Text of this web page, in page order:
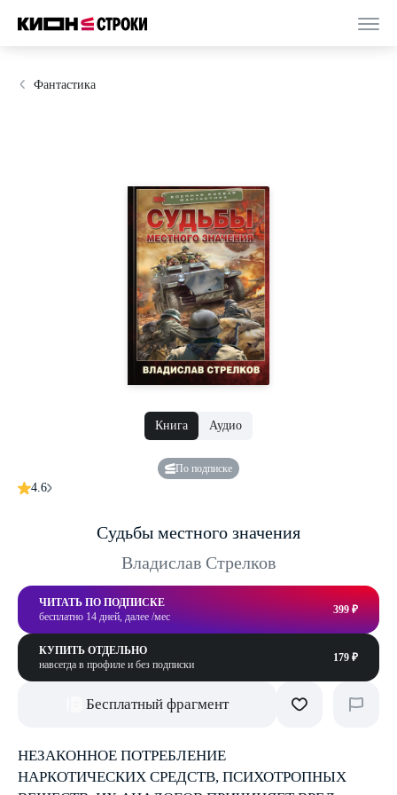
Фантастика
Книга Аудио
По подписке
4.6
Судьбы местного значения
Владислав Стрелков
ЧИТАТЬ ПО ПОДПИСКЕ
бесплатно 14 дней, далее /мес
399 ₽
КУПИТЬ ОТДЕЛЬНО
навсегда в профиле и без подписки
179 ₽
Бесплатный фрагмент
НЕЗАКОННОЕ ПОТРЕБЛЕНИЕ
НАРКОТИЧЕСКИХ СРЕДСТВ, ПСИХОТРОПНЫХ